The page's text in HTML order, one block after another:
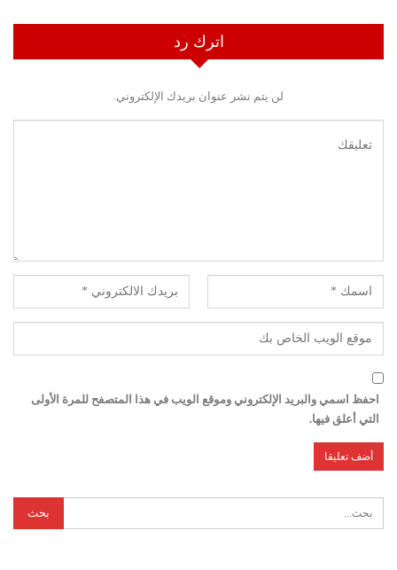
اترك رد
لن يتم نشر عنوان بريدك الإلكتروني.
احفظ اسمي والبريد الإلكتروني وموقع الويب في هذا المتصفح للمرة الأولى
التي أعلق فيها.